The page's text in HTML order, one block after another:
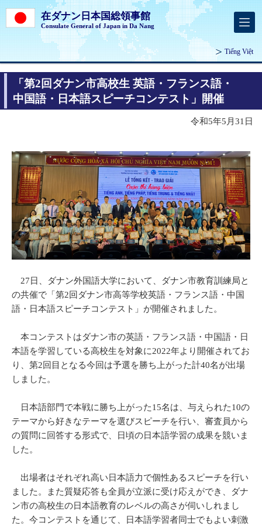
在ダナン日本国総領事館
Consulate General of Japan in Da Nang
Tiếng Việt
「第2回ダナン市高校生 英語・フランス語・
中国語・日本語スピーチコンテスト」開催
令和5年5月31日
27日、ダナン外国語大学において、ダナン市教育訓練局と
の共催で「第2回ダナン市高等学校英語・フランス語・中国
語・日本語スピーチコンテスト」が開催されました。
本コンテストはダナン市の英語・フランス語・中国語・日
本語を学習している高校生を対象に2022年より開催されてお
り、第2回目となる今回は予選を勝ち上がった計40名が出場
しました。
日本語部門で本戦に勝ち上がった15名は、与えられた10の
テーマから好きなテーマを選びスピーチを行い、審査員から
の質問に回答する形式で、日頃の日本語学習の成果を競いま
した。
出場者はそれぞれ高い日本語力で個性あるスピーチを行い
ました。また質疑応答も全員が立派に受け応えができ、ダナ
ン市の高校生の日本語教育のレベルの高さが伺いしれまし
た。今コンテストを通じて、日本語学習者同士でもよい刺激